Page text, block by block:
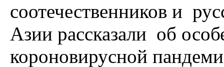
соотечественников и
Азии рассказали об
короновирусной